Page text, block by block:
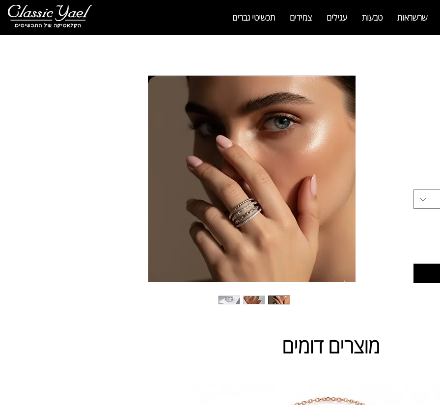
שרשראות טבעות עגילים צמידים תכשיטי גברים
מוצרים דומים